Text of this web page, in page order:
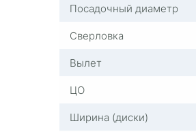
Посадочный диаметр
Сверловка
Вылет
ЦО
Ширина (диски)